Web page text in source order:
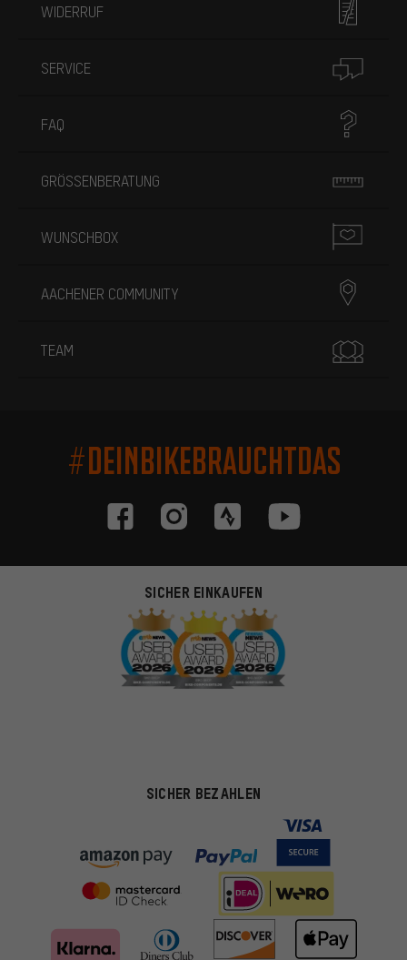
WIDERRUF
SERVICE
FAQ
GRÖSSENBERATUNG
WUNSCHBOX
AACHENER COMMUNITY
TEAM
#DEINBIKEBRAUCHTDAS
SICHER EINKAUFEN
SICHER BEZAHLEN